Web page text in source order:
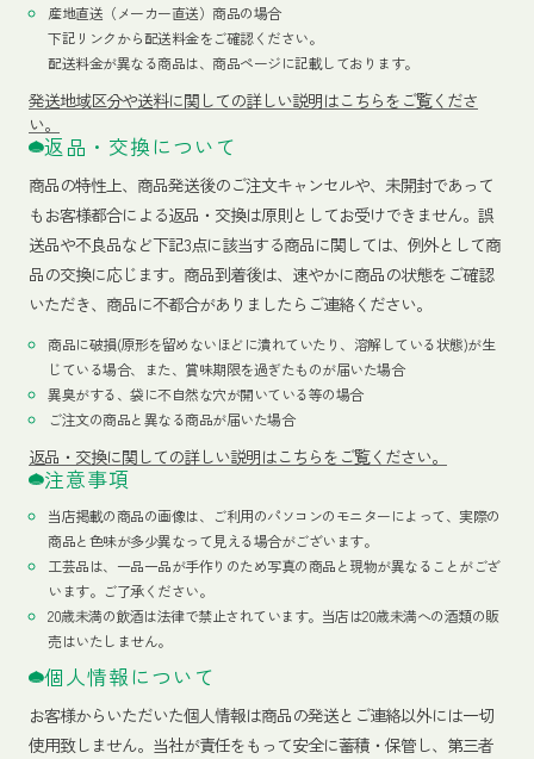
産地直送（メーカー直送）商品の場合
下記リンクから配送料金をご確認ください。
配送料金が異なる商品は、商品ページに記載しております。
発送地域区分や送料に関しての詳しい説明はこちらをご覧くださ
い。
返品・交換について
商品の特性上、商品発送後のご注文キャンセルや、未開封であって
もお客様都合による返品・交換は原則としてお受けできません。誤
送品や不良品など下記3点に該当する商品に関しては、例外として商
品の交換に応じます。商品到着後は、速やかに商品の状態をご確認
いただき、商品に不都合がありましたらご連絡ください。
商品に破損(原形を留めないほどに潰れていたり、溶解している状態)が生
じている場合、また、賞味期限を過ぎたものが届いた場合
異臭がする、袋に不自然な穴が開いている等の場合
ご注文の商品と異なる商品が届いた場合
返品・交換に関しての詳しい説明はこちらをご覧ください。
注意事項
当店掲載の商品の画像は、ご利用のパソコンのモニターによって、実際の
商品と色味が多少異なって見える場合がございます。
工芸品は、一品一品が手作りのため写真の商品と現物が異なることがござ
います。ご了承ください。
20歳未満の飲酒は法律で禁止されています。当店は20歳未満への酒類の販
売はいたしません。
個人情報について
お客様からいただいた個人情報は商品の発送とご連絡以外には一切
使用致しません。当社が責任をもって安全に蓄積・保管し、第三者